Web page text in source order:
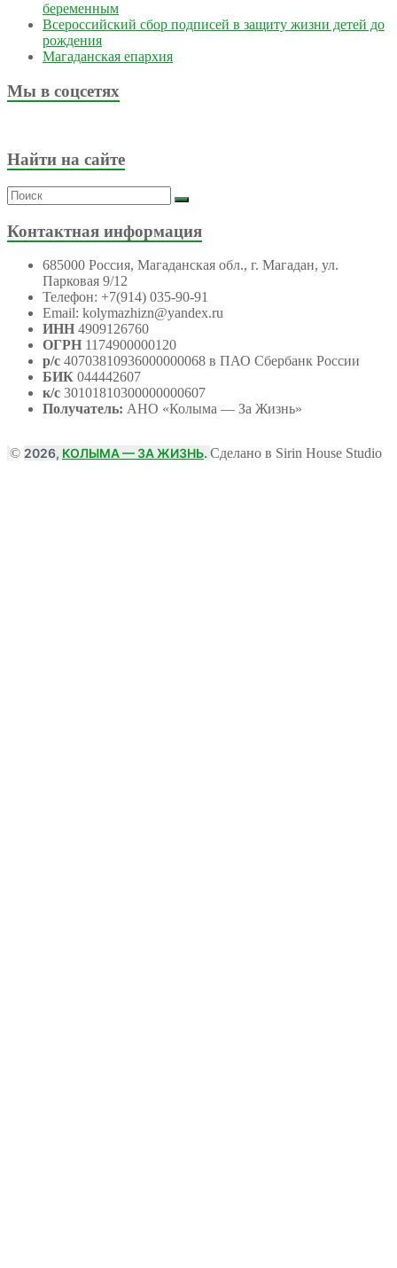
беременным
Всероссийский сбор подписей в защиту жизни детей до
рождения
Магаданская епархия
Мы в соцсетях
Найти на сайте
Контактная информация
685000 Россия, Магаданская обл., г. Магадан, ул.
Парковая 9/12
Телефон: +7(914) 035-90-91
Email: kolymazhizn@yandex.ru
ИНН 4909126760
ОГРН 1174900000120
р/с 40703810936000000068 в ПАО Сбербанк России
БИК 044442607
к/с 30101810300000000607
Получатель: АНО «Колыма — За Жизнь»
© 2026, КОЛЫМА — ЗА ЖИЗНЬ. Сделано в Sirin House Studio